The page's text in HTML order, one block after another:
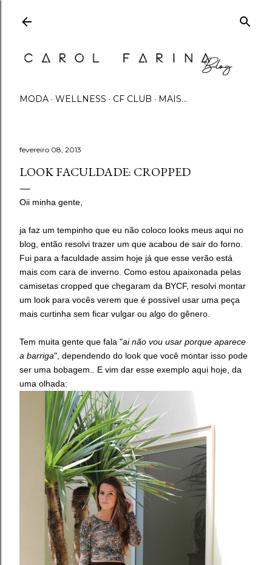
MODA WELLNESS CF CLUB MAIS…
fevereiro 08, 2013
LOOK FACULDADE: CROPPED
Oii minha gente,
ja faz um tempinho que eu não coloco looks meus aqui no
blog, então resolvi trazer um que acabou de sair do forno.
Fui para a faculdade assim hoje já que esse verão está
mais com cara de inverno. Como estou apaixonada pelas
camisetas cropped que chegaram da BYCF, resolvi montar
um look para vocês verem que é possível usar uma peça
mais curtinha sem ficar vulgar ou algo do gênero.
Tem muita gente que fala "ai não vou usar porque aparece
a barriga", dependendo do look que você montar isso pode
ser uma bobagem.. E vim dar esse exemplo aqui hoje, da
uma olhada: